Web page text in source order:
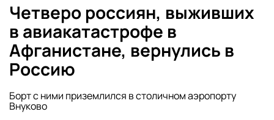
Четверо россиян, выживших
в авиакатастрофе в
Афганистане, вернулись в
Россию
Борт с ними приземлился в столичном аэропорту
Внуково